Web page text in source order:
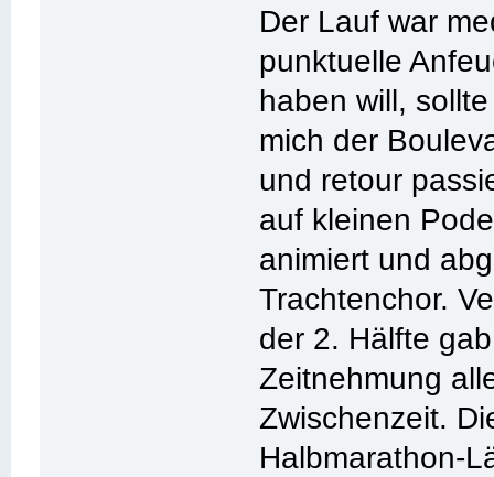
Der Lauf war
punktuelle
haben will,
mich der
und retour
auf kleinen
animiert und
Trachtenchor.
der 2. Hälfte
Zeitnehmung
Zwischenzeit.
Halbmarathon-